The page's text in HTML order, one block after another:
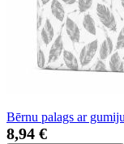
Bērnu palags ar
8,94 €